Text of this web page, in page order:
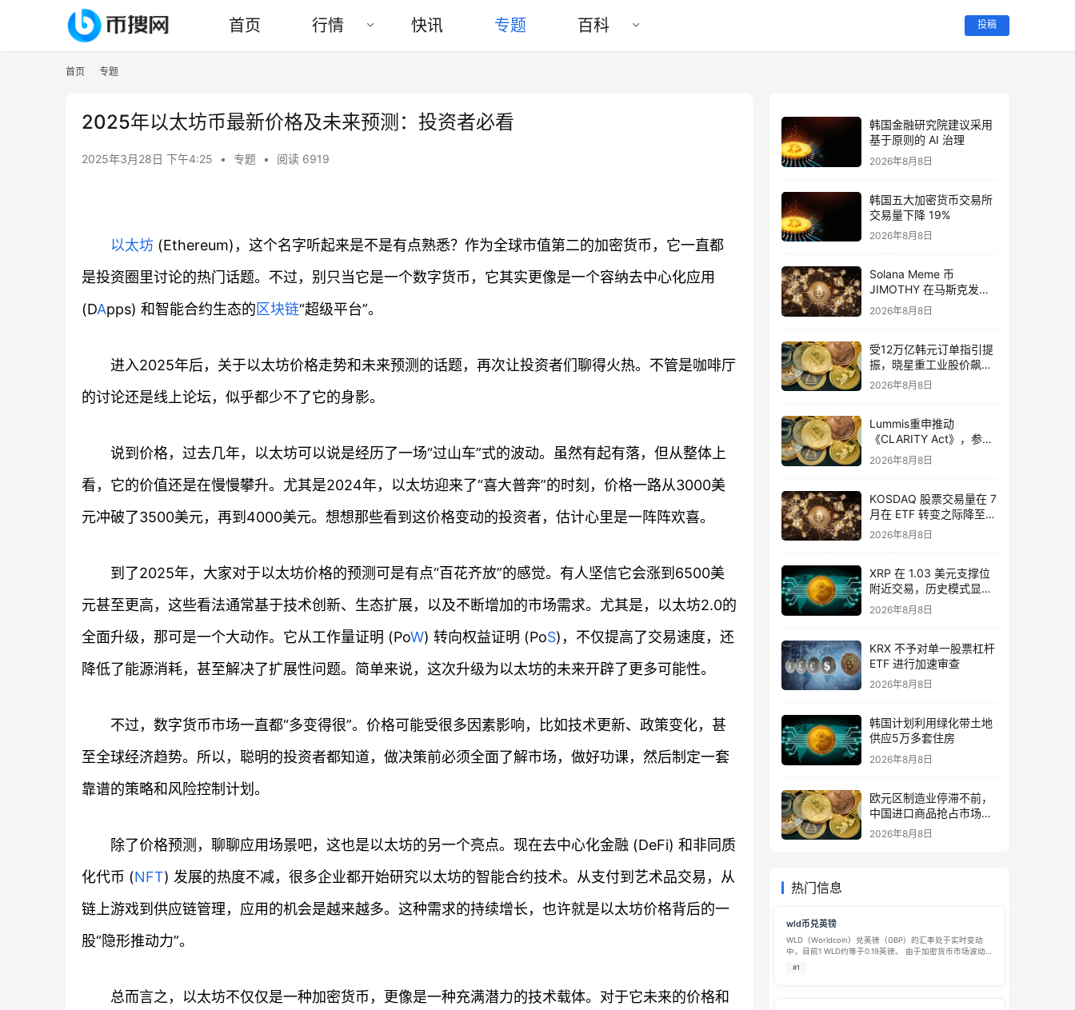
首页 行情 快讯 专题 百科 投稿
首页 专题
2025年以太坊币最新价格及未来预测：投资者必看
2025年3月28日 下午4:25 • 专题 • 阅读 6919
以太坊 (Ethereum)，这个名字听起来是不是有点熟悉？作为全球市值第二的加密货币，它一直都
是投资圈里讨论的热门话题。不过，别只当它是一个数字货币，它其实更像是一个容纳去中心化应用
(DApps) 和智能合约生态的区块链“超级平台”。
进入2025年后，关于以太坊价格走势和未来预测的话题，再次让投资者们聊得火热。不管是咖啡厅
的讨论还是线上论坛，似乎都少不了它的身影。
说到价格，过去几年，以太坊可以说是经历了一场“过山车”式的波动。虽然有起有落，但从整体上
看，它的价值还是在慢慢攀升。尤其是2024年，以太坊迎来了“喜大普奔”的时刻，价格一路从3000美
元冲破了3500美元，再到4000美元。想想那些看到这价格变动的投资者，估计心里是一阵阵欢喜。
到了2025年，大家对于以太坊价格的预测可是有点“百花齐放”的感觉。有人坚信它会涨到6500美
元甚至更高，这些看法通常基于技术创新、生态扩展，以及不断增加的市场需求。尤其是，以太坊2.0的
全面升级，那可是一个大动作。它从工作量证明 (PoW) 转向权益证明 (PoS)，不仅提高了交易速度，还
降低了能源消耗，甚至解决了扩展性问题。简单来说，这次升级为以太坊的未来开辟了更多可能性。
不过，数字货币市场一直都“多变得很”。价格可能受很多因素影响，比如技术更新、政策变化，甚
至全球经济趋势。所以，聪明的投资者都知道，做决策前必须全面了解市场，做好功课，然后制定一套
靠谱的策略和风险控制计划。
除了价格预测，聊聊应用场景吧，这也是以太坊的另一个亮点。现在去中心化金融 (DeFi) 和非同质
化代币 (NFT) 发展的热度不减，很多企业都开始研究以太坊的智能合约技术。从支付到艺术品交易，从
链上游戏到供应链管理，应用的机会是越来越多。这种需求的持续增长，也许就是以太坊价格背后的一
股“隐形推动力”。
总而言之，以太坊不仅仅是一种加密货币，更像是一种充满潜力的技术载体。对于它未来的价格和
韩国金融研究院建议采用
基于原则的 AI 治理
2026年8月8日
韩国五大加密货币交易所
交易量下降 19%
2026年8月8日
Solana Meme 币
JIMOTHY 在马斯克发布
浣熊相关动态后飙升
331%
2026年8月8日
受12万亿韩元订单指引提
振，晓星重工业股价飙升
49.5%
2026年8月8日
Lummis重申推动
《CLARITY Act》，参议
院投票推迟至9月
2026年8月8日
KOSDAQ 股票交易量在 7
月在 ETF 转变之际降至
11 个月低点
2026年8月8日
XRP 在 1.03 美元支撑位
附近交易，历史模式显示
其具备反弹潜力
2026年8月8日
KRX 不予对单一股票杠杆
ETF 进行加速审查
2026年8月8日
韩国计划利用绿化带土地
供应5万多套住房
2026年8月8日
欧元区制造业停滞不前，
中国进口商品抢占市场份
额
2026年8月8日
热门信息
wld币兑英镑
WLD（Worldcoin）兑英镑（GBP）的汇率处于实时变动
中，目前1 WLD约等于0.19英镑。 由于加密货币市场波动
剧烈，具体汇率请务必以交易平台的实时数据为准。 💷 当
#1